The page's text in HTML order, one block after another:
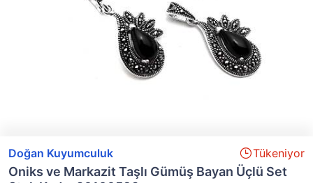
Doğan Kuyumculuk Tükeniyor
Oniks ve Markazit Taşlı Gümüş Bayan Üçlü Set